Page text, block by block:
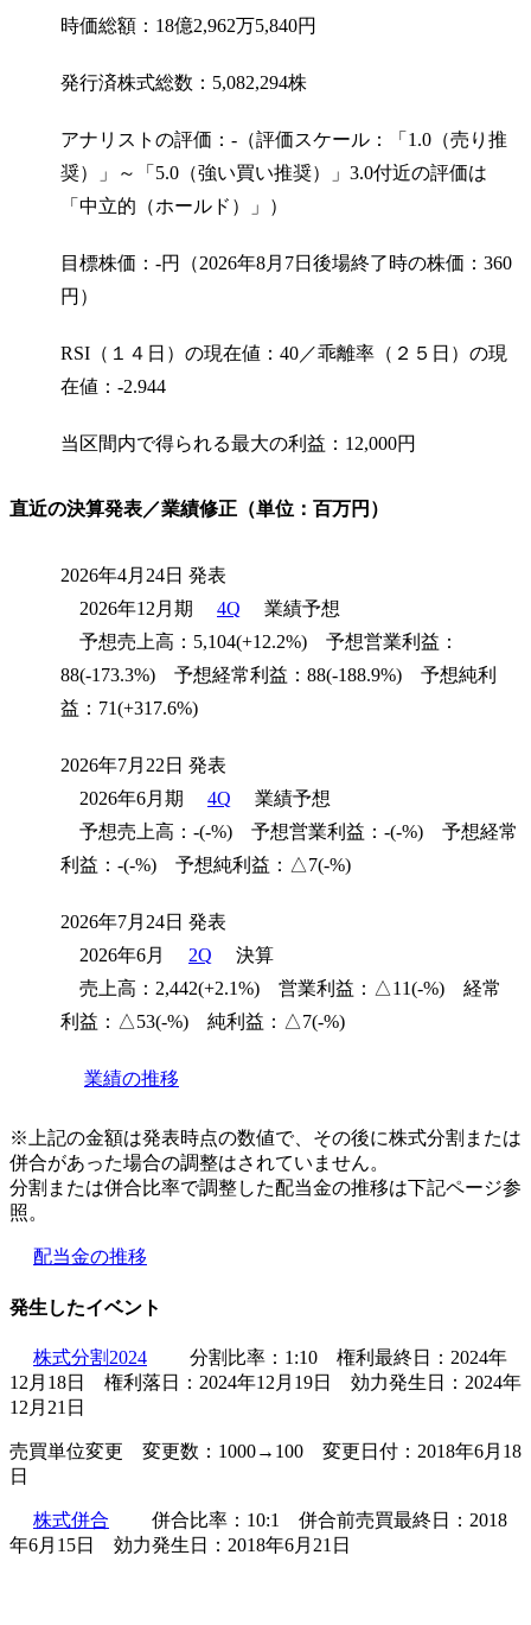
時価総額：18億2,962万5,840円
発行済株式総数：5,082,294株
アナリストの評価：-（評価スケール：「1.0（売り推
奨）」～「5.0（強い買い推奨）」3.0付近の評価は
「中立的（ホールド）」）
目標株価：-円（2026年8月7日後場終了時の株価：360
円）
RSI（１４日）の現在値：40／乖離率（２５日）の現
在値：-2.944
当区間内で得られる最大の利益：12,000円
直近の決算発表／業績修正（単位：百万円）
2026年4月24日 発表
2026年12月期
4Q
業績予想
予想売上高：5,104(+12.2%) 予想営業利益：
88(-173.3%) 予想経常利益：88(-188.9%) 予想純利
益：71(+317.6%)
2026年7月22日 発表
2026年6月期
4Q
業績予想
予想売上高：-(-%) 予想営業利益：-(-%) 予想経常
利益：-(-%) 予想純利益：△7(-%)
2026年7月24日 発表
2026年6月
2Q
決算
売上高：2,442(+2.1%) 営業利益：△11(-%) 経常
利益：△53(-%) 純利益：△7(-%)
業績の推移
※上記の金額は発表時点の数値で、その後に株式分割または
併合があった場合の調整はされていません。
分割または併合比率で調整した配当金の推移は下記ページ参
照。
配当金の推移
発生したイベント
株式分割2024
分割比率：1:10 権利最終日：2024年
12月18日 権利落日：2024年12月19日 効力発生日：2024年
12月21日
売買単位変更 変更数：1000→100 変更日付：2018年6月18
日
株式併合
併合比率：10:1 併合前売買最終日：2018
年6月15日 効力発生日：2018年6月21日